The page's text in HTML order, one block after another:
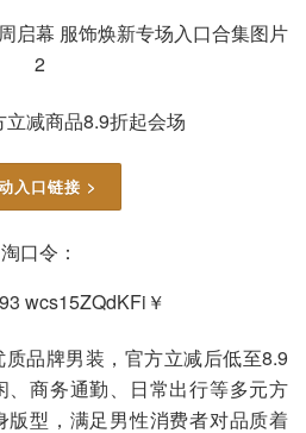
立减商品8.9折起会场
入口链接 >
淘口令：
wcs15ZQdKFi￥
品牌男装，官方立减后低至8.9
商务通勤、日常出行等多元方
版型，满足男性消费者对品质着